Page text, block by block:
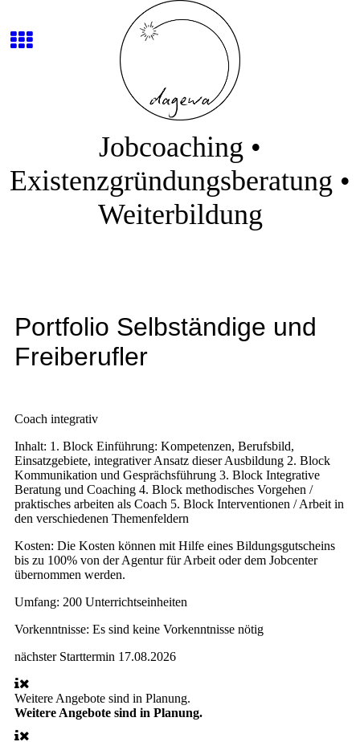
Jobcoaching •
Existenzgründungsberatung •
Weiterbildung
Portfolio Selbständige und
Freiberufler
Coach integrativ
Inhalt: 1. Block Einführung: Kompetenzen, Berufsbild,
Einsatzgebiete, integrativer Ansatz dieser Ausbildung 2. Block
Kommunikation und Gesprächsführung 3. Block Integrative
Beratung und Coaching 4. Block methodisches Vorgehen /
praktisches arbeiten als Coach 5. Block Interventionen / Arbeit in
den verschiedenen Themenfeldern
Kosten: Die Kosten können mit Hilfe eines Bildungsgutscheins
bis zu 100% von der Agentur für Arbeit oder dem Jobcenter
übernommen werden.
Umfang: 200 Unterrichtseinheiten
Vorkenntnisse: Es sind keine Vorkenntnisse nötig
nächster Starttermin 17.08.2026
Weitere Angebote sind in Planung.
Weitere Angebote sind in Planung.